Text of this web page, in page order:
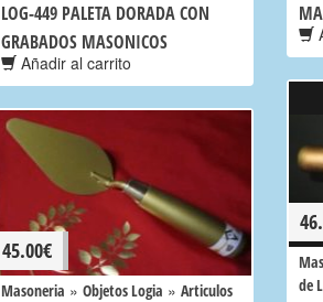
LOG-449 PALETA DORADA CON
GRABADOS MASONICOS
Añadir al carrito
de
45.00€
Masoneria » Objetos Logia » Articulos